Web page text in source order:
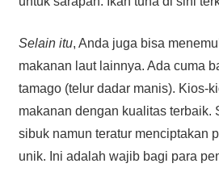
Selain itu, Anda juga bisa
makanan laut lainnya. Ada cuma
tamago (telur dadar manis). Kios-
makanan dengan kualitas terbaik.
sibuk namun teratur menciptakan
unik. Ini adalah wajib bagi para